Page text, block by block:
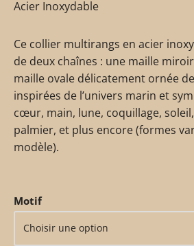
Acier Inoxydable
Ce collier multirangs en acier
de deux chaînes : une maille
maille ovale délicatement ornée
inspirées de l’univers marin et
cœur, main, lune, coquillage,
palmier, et plus encore (formes
modèle).
Motif